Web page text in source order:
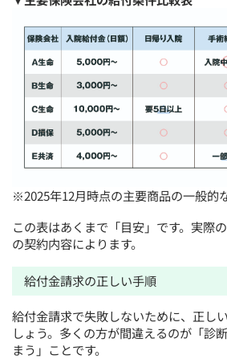
※2025年12月時点の主要商品の一般的
この表はあくまで「目安」です。実際
の契約内容によります。
給付金請求の正しい手順
給付金請求で失敗しないために、正し
しょう。多くの方が間違えるのが「診
まう」ことです。